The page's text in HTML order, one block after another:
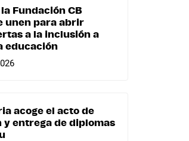
Fundación CB
unen para abrir
a la inclusión a
educación
acoge el acto de
y entrega de diplomas